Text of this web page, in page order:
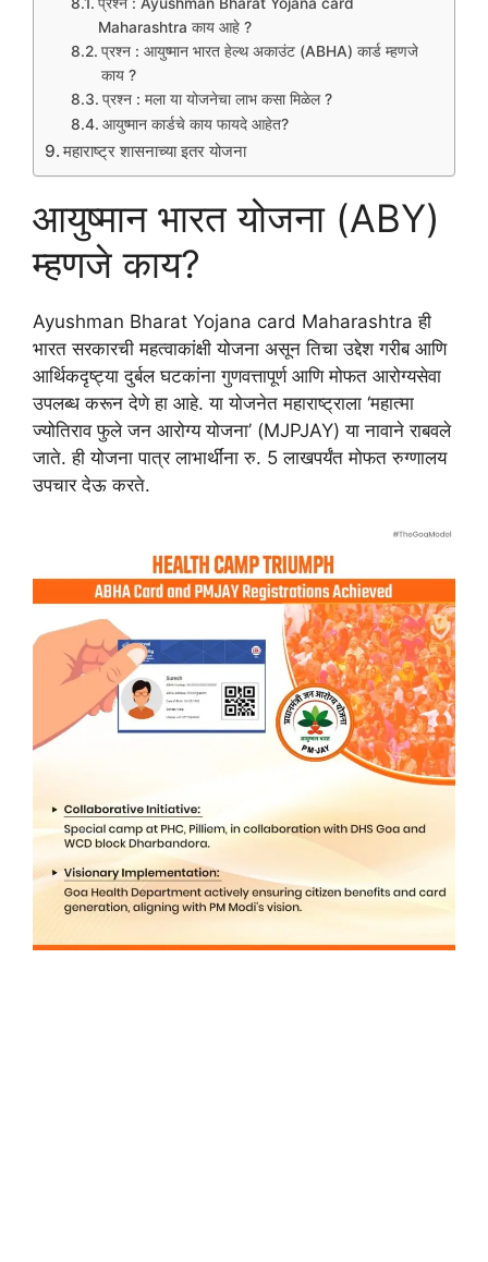
प्रश्न : Ayushman Bharat Yojana card
Maharashtra काय आहे ?
प्रश्न : आयुष्मान भारत हेल्थ अकाउंट (ABHA) कार्ड म्हणजे
काय ?
प्रश्न : मला या योजनेचा लाभ कसा मिळेल ?
आयुष्मान कार्डचे काय फायदे आहेत?
महाराष्ट्र शासनाच्या इतर योजना
आयुष्मान भारत योजना (ABY)
म्हणजे काय?
Ayushman Bharat Yojana card Maharashtra ही
भारत सरकारची महत्वाकांक्षी योजना असून तिचा उद्देश गरीब आणि
आर्थिकदृष्ट्या दुर्बल घटकांना गुणवत्तापूर्ण आणि मोफत आरोग्यसेवा
उपलब्ध करून देणे हा आहे. या योजनेत महाराष्ट्राला ‘महात्मा
ज्योतिराव फुले जन आरोग्य योजना’ (MJPJAY) या नावाने राबवले
जाते. ही योजना पात्र लाभार्थींना रु. 5 लाखपर्यंत मोफत रुग्णालय
उपचार देऊ करते.